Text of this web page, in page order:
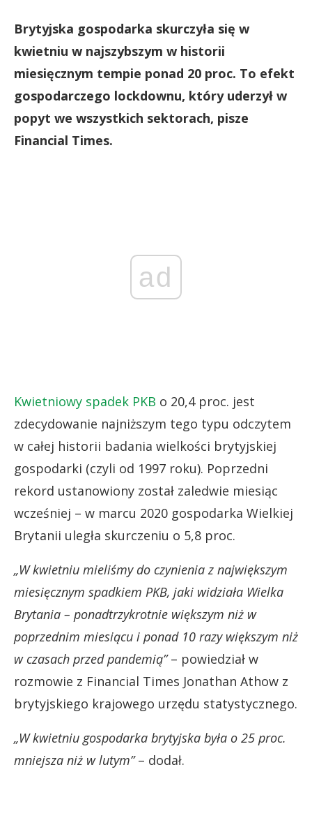
Brytyjska gospodarka skurczyła się w
kwietniu w najszybszym w historii
miesięcznym tempie ponad 20 proc. To efekt
gospodarczego lockdownu, który uderzył w
popyt we wszystkich sektorach, pisze
Financial Times.
ad
Kwietniowy spadek PKB o 20,4 proc. jest
zdecydowanie najniższym tego typu odczytem
w całej historii badania wielkości brytyjskiej
gospodarki (czyli od 1997 roku). Poprzedni
rekord ustanowiony został zaledwie miesiąc
wcześniej – w marcu 2020 gospodarka Wielkiej
Brytanii uległa skurczeniu o 5,8 proc.
„W kwietniu mieliśmy do czynienia z największym
miesięcznym spadkiem PKB, jaki widziała Wielka
Brytania – ponadtrzykrotnie większym niż w
poprzednim miesiącu i ponad 10 razy większym niż
w czasach przed pandemią”– powiedział w
rozmowie z Financial Times Jonathan Athow z
brytyjskiego krajowego urzędu statystycznego.
„W kwietniu gospodarka brytyjska była o 25 proc.
mniejsza niż w lutym”– dodał.